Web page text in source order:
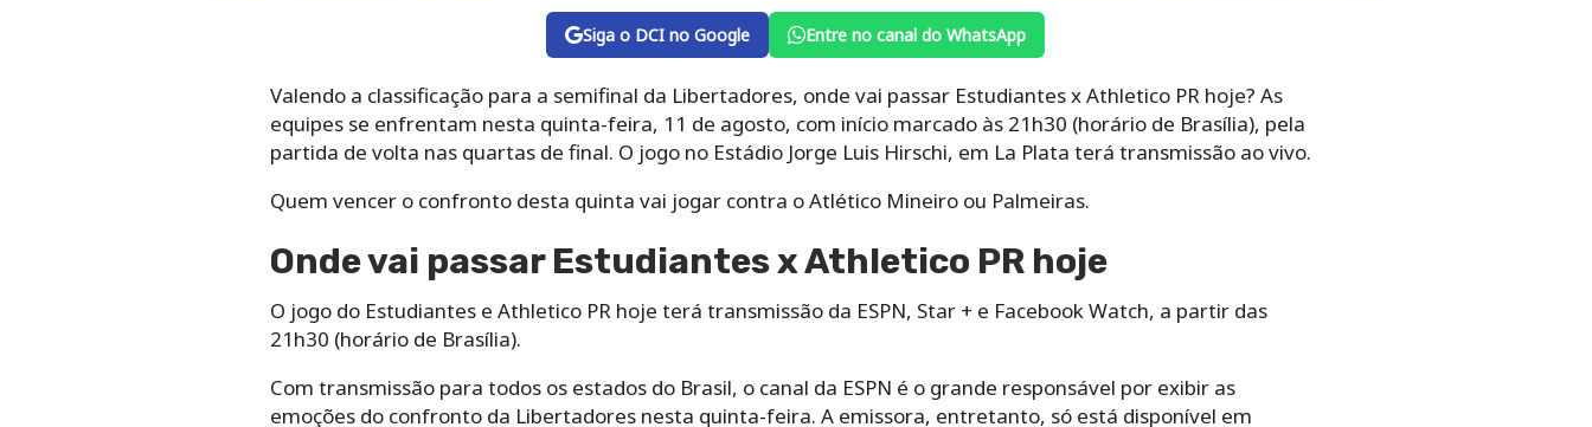
Siga o DCI no Google Entre no canal do WhatsApp
Valendo a classificação para a semifinal da Libertadores, onde vai passar Estudiantes x Athletico PR hoje? As
equipes se enfrentam nesta quinta-feira, 11 de agosto, com início marcado às 21h30 (horário de Brasília), pela
partida de volta nas quartas de final. O jogo no Estádio Jorge Luis Hirschi, em La Plata terá transmissão ao vivo.
Quem vencer o confronto desta quinta vai jogar contra o Atlético Mineiro ou Palmeiras.
Onde vai passar Estudiantes x Athletico PR hoje
O jogo do Estudiantes e Athletico PR hoje terá transmissão da ESPN, Star + e Facebook Watch, a partir das
21h30 (horário de Brasília).
Com transmissão para todos os estados do Brasil, o canal da ESPN é o grande responsável por exibir as
emoções do confronto da Libertadores nesta quinta-feira. A emissora, entretanto, só está disponível em